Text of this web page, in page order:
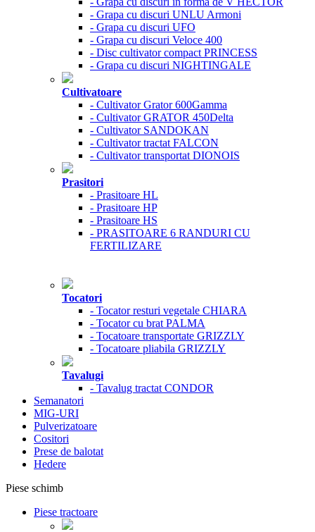
- Grapa cu discuri UNLU Armoni
- Grapa cu discuri UFO
- Grapa cu discuri Veloce 400
- Disc cultivator compact PRINCESS
- Grapa cu discuri NIGHTINGALE
Cultivatoare
- Cultivator Grator 600Gamma
- Cultivator GRATOR 450Delta
- Cultivator SANDOKAN
- Cultivator tractat FALCON
- Cultivator transportat DIONOIS
Prasitori
- Prasitoare HL
- Prasitoare HP
- Prasitoare HS
- PRASITOARE 6 RANDURI CU
FERTILIZARE
Tocatori
- Tocator resturi vegetale CHIARA
- Tocator cu brat PALMA
- Tocatoare transportate GRIZZLY
- Tocatoare pliabila GRIZZLY
Tavalugi
- Tavalug tractat CONDOR
Semanatori
MIG-URI
Pulverizatoare
Cositori
Prese de balotat
Hedere
Piese schimb
Piese tractoare